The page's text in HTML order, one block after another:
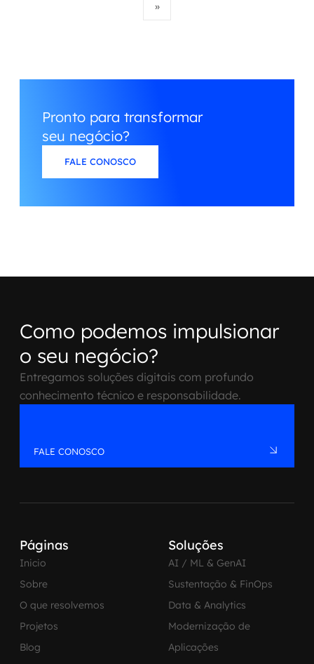
»
Pronto para transformar
seu negócio?
FALE CONOSCO
Como podemos impulsionar
o seu negócio?
Entregamos soluções digitais com profundo
conhecimento técnico e responsabilidade.
FALE CONOSCO
Páginas
Inicio
Sobre
O que resolvemos
Projetos
Blog
Soluções
AI / ML & GenAI
Sustentação & FinOps
Data & Analytics
Modernização de
Aplicações